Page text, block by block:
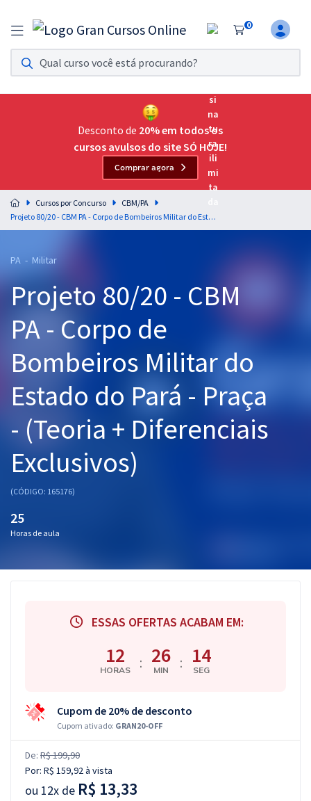
0
Assinatura Ilimitada 11
Acesso a todos os cursos. Teste grátis por 7 dias!
Assinatura OAB Até Passar
Acesso ilimitado a toda preparação para o Exame da
Residências Multiprofissionais
Preparação completa e intensiva para as principais
residências em saúde do Brasil
Cursos 20% OFF
Pós
Graduação
OAB
Mentorias
Questões grátis
Aprovados
Desconto de 20% em todos os
cursos avulsos do site SÓ HOJE!
Comprar agora
Cursos por Concurso
CBM/PA
Projeto 80/20 - CBM PA - Corpo de Bombeiros Militar do Estado do Pará - Praça - (Teoria + Diferenciais Exclusivos)
PA - Militar
Projeto 80/20 - CBM
PA - Corpo de
Bombeiros Militar do
Estado do Pará - Praça
- (Teoria + Diferenciais
Exclusivos)
(CÓDIGO: 165176)
25
Horas de aula
ESSAS OFERTAS ACABAM EM:
12
HORAS : 26
MIN : 13
SEG
Cupom de 20% de desconto
Cupom ativado: GRAN20-OFF
De: R$ 199,90
Por: R$ 159,92à vista
ou 12x de R$ 13,33